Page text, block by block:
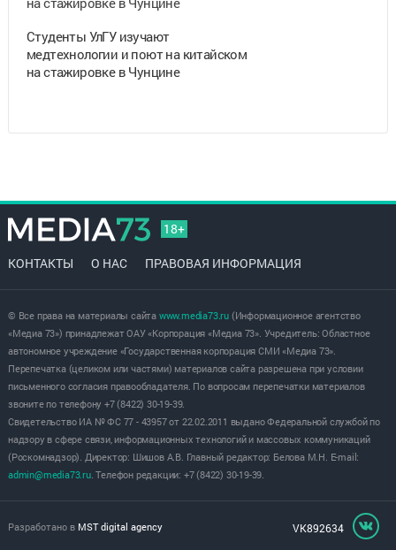
Студенты УлГУ изучают
медтехнологии и поют на китайском
на стажировке в Чунцине
18+
КОНТАКТЫ О НАС ПРАВОВАЯ ИНФОРМАЦИЯ
© Все права на материалы сайта www.media73.ru(Информационное агентство
«Медиа 73») принадлежат ОАУ «Корпорация «Медиа 73». Учредитель: Областное
автономное учреждение «Государственная корпорация СМИ «Медиа 73».
Перепечатка (целиком или частями) материалов сайта разрешена при условии
письменного согласия правообладателя. По вопросам перепечатки материалов
звоните по телефону +7 (8422) 30-19-39.
Свидетельство ИА № ФС 77 - 43957 от 22.02.2011 выдано Федеральной службой по
надзору в сфере связи, информационных технологий и массовых коммуникаций
(Роскомнадзор). Директор: Шишов А.В. Главный редактор: Белова М.Н. E-mail:
admin@media73.ru. Телефон редакции: +7 (8422) 30-19-39.
Разработано в MST digital agency VK892634